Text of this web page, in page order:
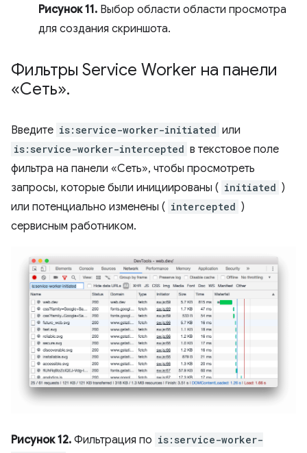
Рисунок 11. Выбор области области просмотра
для создания скриншота.
Фильтры Service Worker на панели
«Сеть».
Введите is:service-worker-initiated или
is:service-worker-intercepted в текстовое поле
фильтра на панели «Сеть», чтобы просмотреть
запросы, которые были инициированы ( initiated )
или потенциально изменены ( intercepted )
сервисным работником.
Рисунок 12. Фильтрация по is:service-worker-